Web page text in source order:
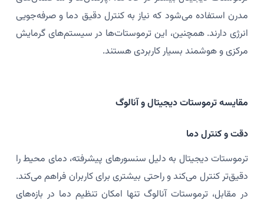
مدرن استفاده می‌شود که نیاز به کنترل دقیق دما و صرفه‌جویی
انرژی دارند. همچنین، این ترموستات‌ها در سیستم‌های گرمایش
مرکزی و هوشمند بسیار کاربردی هستند.
مقایسه ترموستات دیجیتال و آنالوگ
دقت و کنترل دما
ترموستات دیجیتال به دلیل سنسورهای پیشرفته، دمای محیط را
دقیق‌تر کنترل می‌کند و راحتی بیشتری برای کاربران فراهم می‌کند.
در مقابل، ترموستات آنالوگ تنها امکان تنظیم دما در بازه‌های